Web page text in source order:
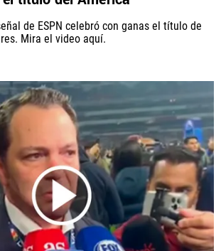
de ESPN celebró con ganas el título de
Mira el video aquí.